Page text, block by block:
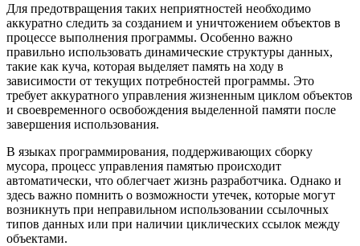
Для предотвращения таких неприятностей необходимо
аккуратно следить за созданием и уничтожением объектов в
процессе выполнения программы. Особенно важно
правильно использовать динамические структуры данных,
такие как куча, которая выделяет память на ходу в
зависимости от текущих потребностей программы. Это
требует аккуратного управления жизненным циклом объектов
и своевременного освобождения выделенной памяти после
завершения использования.
В языках программирования, поддерживающих сборку
мусора, процесс управления памятью происходит
автоматически, что облегчает жизнь разработчика. Однако и
здесь важно помнить о возможности утечек, которые могут
возникнуть при неправильном использовании ссылочных
типов данных или при наличии циклических ссылок между
объектами.